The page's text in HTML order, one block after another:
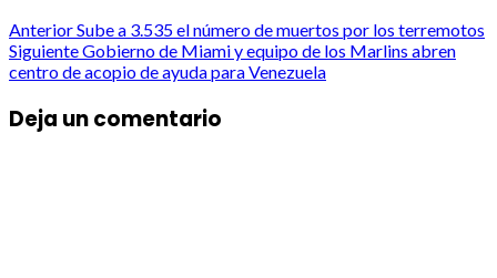
Post
navigation
AnteriorSube a 3.535 el número de muertos por los terremotos
SiguienteGobierno de Miami y equipo de los Marlins abren
centro de acopio de ayuda para Venezuela
Deja un comentario